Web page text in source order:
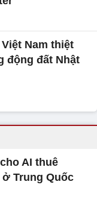
Nam thiệt
động đất Nhật
AI thuê
ở Trung Quốc